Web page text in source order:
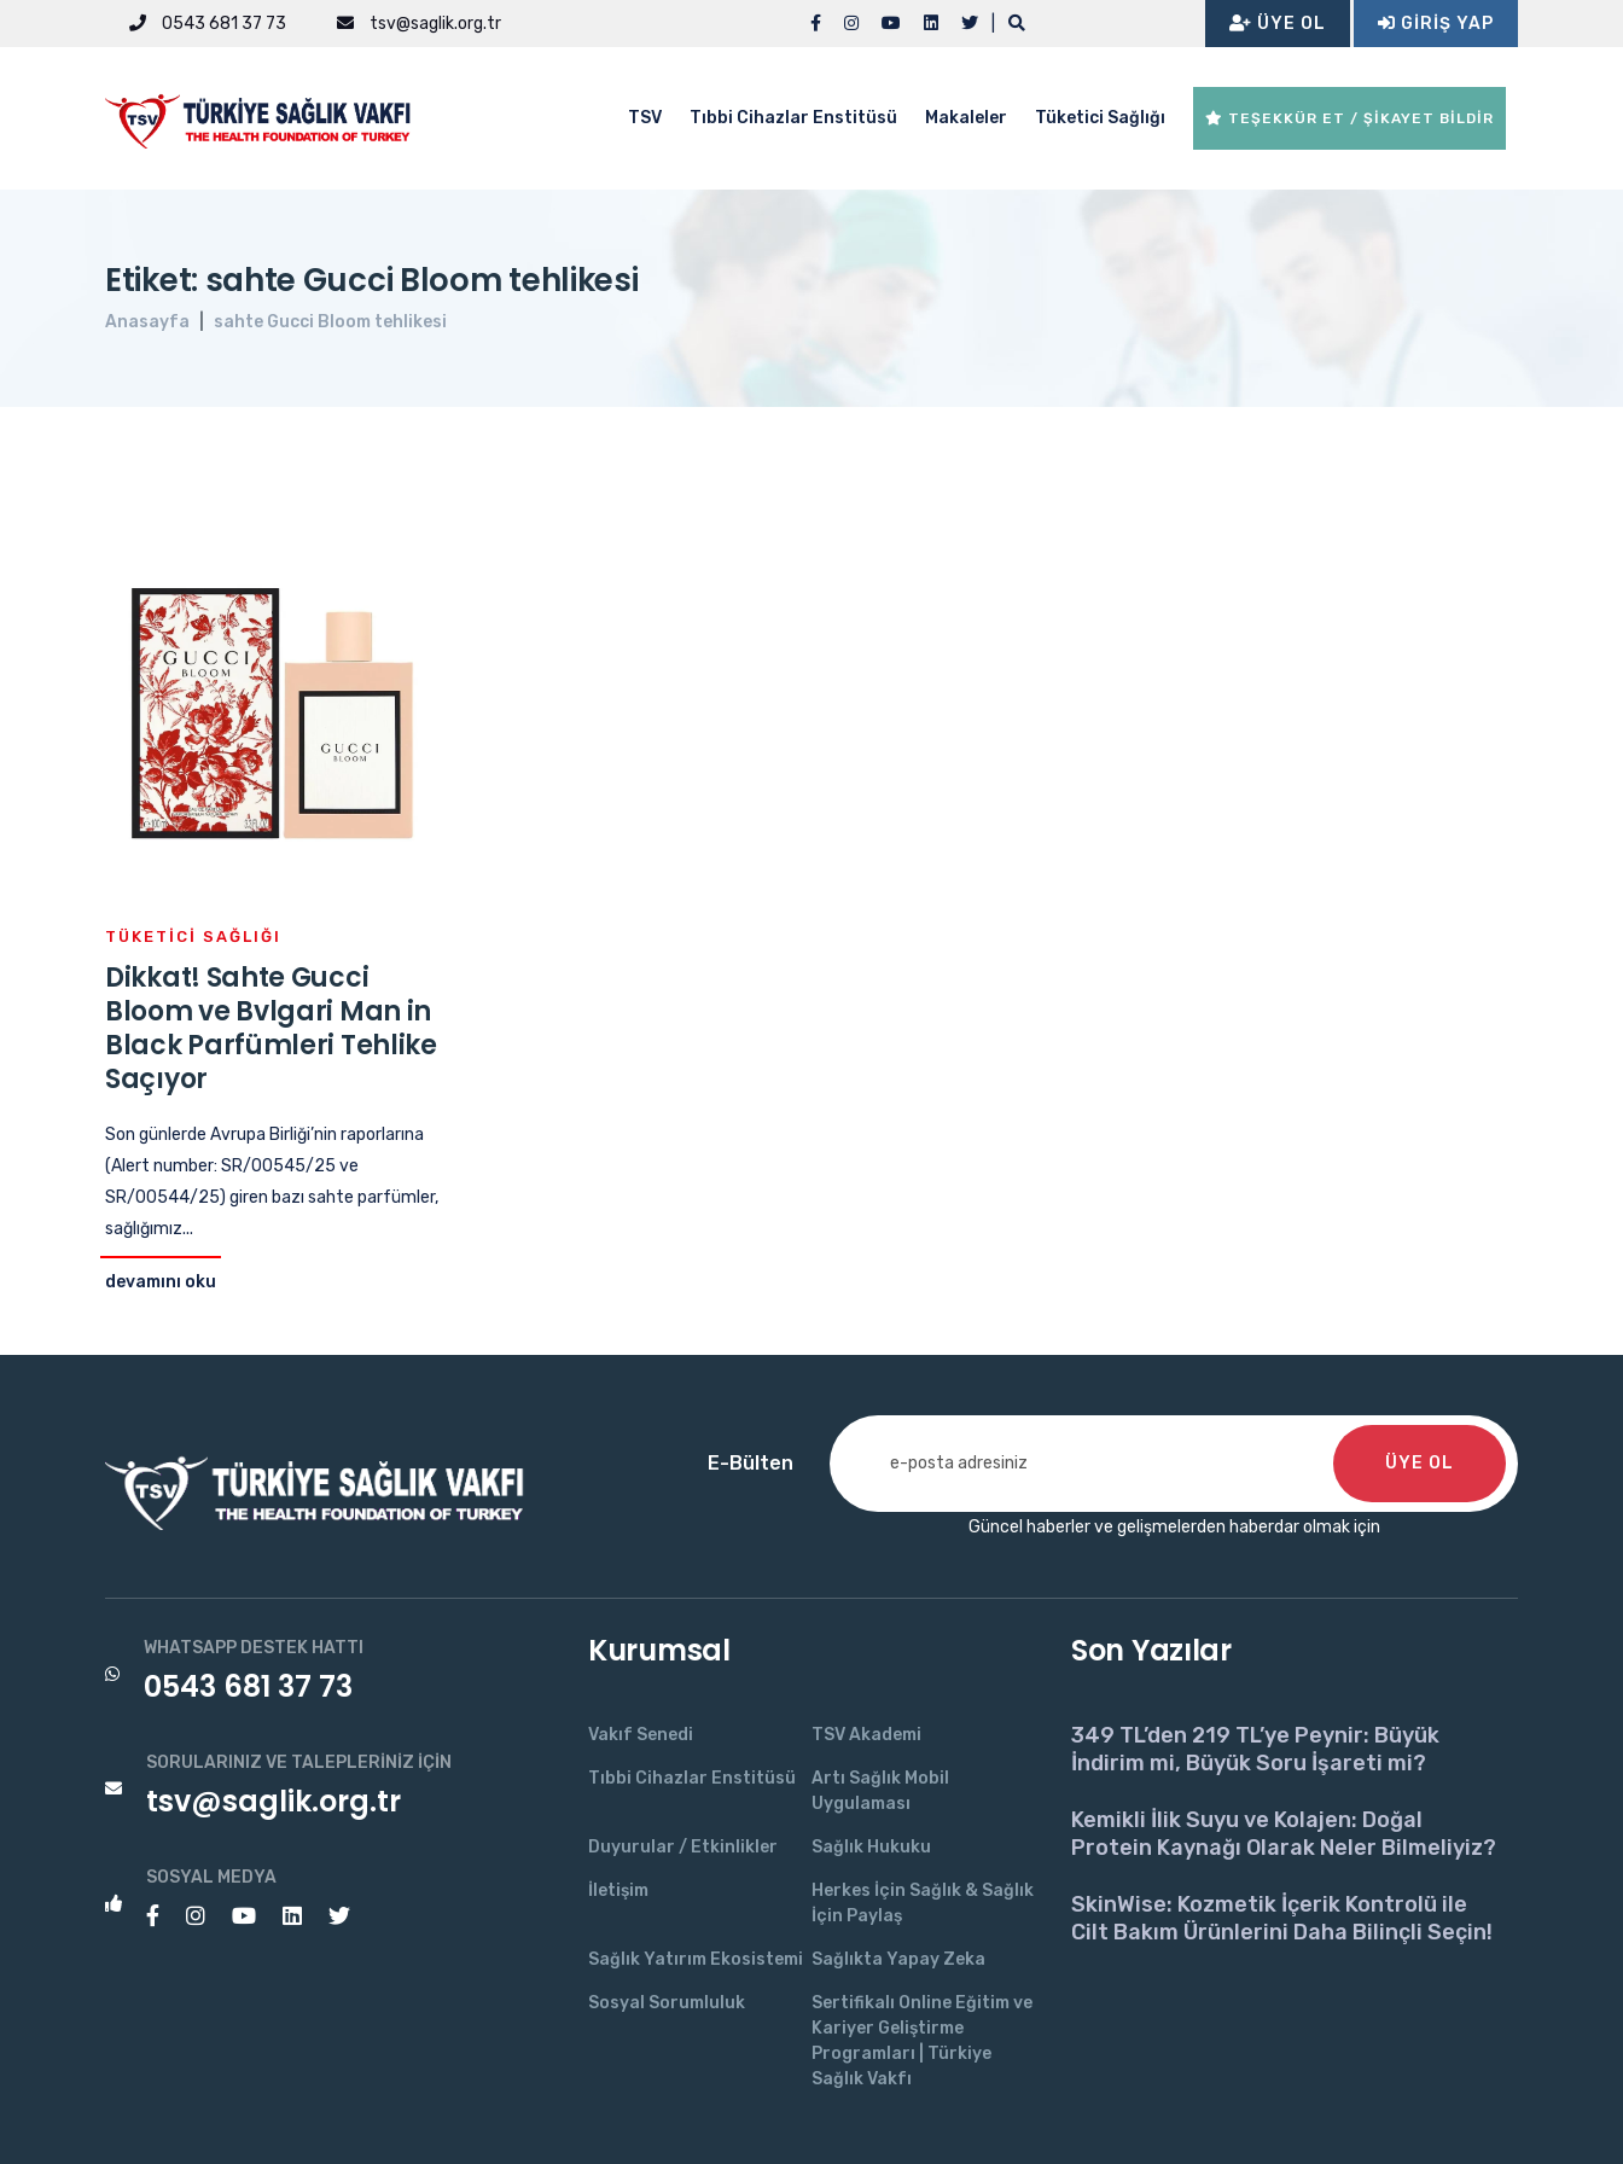
0543 681 37 73 tsv@saglik.org.tr ÜYE OL GIRIŞ YAP
TSV Tıbbi Cihazlar Enstitüsü Makaleler Tüketici Sağlığı TEŞEKKÜR ET / ŞİKAYET BİLDİR
Etiket: sahte Gucci Bloom tehlikesi
Anasayfa sahte Gucci Bloom tehlikesi
TÜKETICI SAĞLIĞI
Dikkat! Sahte Gucci
Bloom ve Bvlgari Man in
Black Parfümleri Tehlike
Saçıyor
Son günlerde Avrupa Birliği’nin raporlarına
(Alert number: SR/00545/25 ve
SR/00544/25) giren bazı sahte parfümler,
sağlığımız...
devamını oku
E-Bülten
Güncel haberler ve gelişmelerden haberdar olmak için
ÜYE OL
WHATSAPP DESTEK HATTI
0543 681 37 73
SORULARINIZ VE TALEPLERINIZ İÇIN
tsv@saglik.org.tr
SOSYAL MEDYA
Kurumsal
Vakıf Senedi TSV Akademi
Tıbbi Cihazlar Enstitüsü
Artı Sağlık Mobil
Uygulaması
Duyurular / Etkinlikler Sağlık Hukuku
İletişim
Herkes İçin Sağlık & Sağlık
İçin Paylaş
Sağlık Yatırım Ekosistemi Sağlıkta Yapay Zeka
Sosyal Sorumluluk
Sertifikalı Online Eğitim ve
Kariyer Geliştirme
Programları | Türkiye
Sağlık Vakfı
Son Yazılar
349 TL’den 219 TL’ye Peynir: Büyük
İndirim mi, Büyük Soru İşareti mi?
Kemikli İlik Suyu ve Kolajen: Doğal
Protein Kaynağı Olarak Neler Bilmeliyiz?
SkinWise: Kozmetik İçerik Kontrolü ile
Cilt Bakım Ürünlerini Daha Bilinçli Seçin!